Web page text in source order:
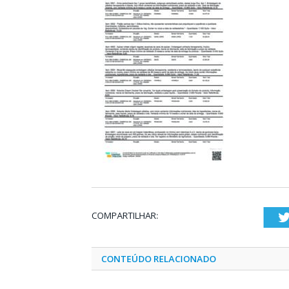
COMPARTILHAR:
CONTEÚDO RELACIONADO